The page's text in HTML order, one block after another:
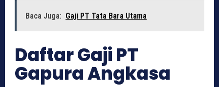
Baca Juga: Gaji PT Tata Bara Utama
Daftar Gaji PT
Gapura Angkasa